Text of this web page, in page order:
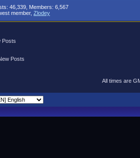
46,339, Members: 6,567
member, Zlodey
Posts
Posts
All times are